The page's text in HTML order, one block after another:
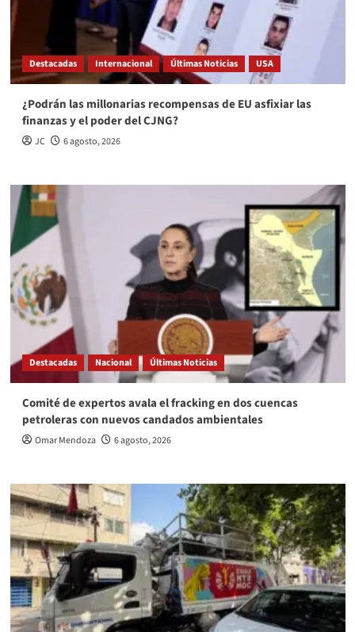
Destacadas Internacional Últimas Noticias USA
¿Podrán las millonarias recompensas de EU asfixiar las
finanzas y el poder del CJNG?
JC 6 agosto, 2026
Destacadas Nacional Últimas Noticias
Comité de expertos avala el fracking en dos cuencas
petroleras con nuevos candados ambientales
Omar Mendoza 6 agosto, 2026